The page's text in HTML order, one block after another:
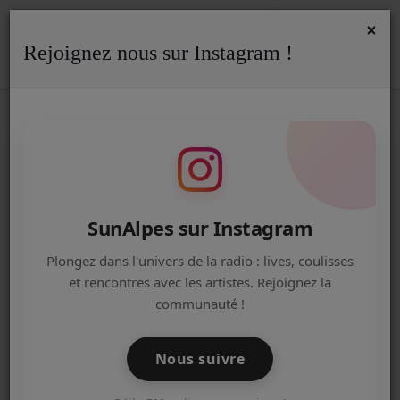
ACTUALITÉS DE LA RADIO
EQUIPE
ARTISTES
NOS PARTENAIRES
ET DJ DAMIEN SUR SUNALPES !
×
Rejoignez nous sur Instagram !
SunAlpes sur Instagram
Plongez dans l'univers de la radio : lives, coulisses
et rencontres avec les artistes. Rejoignez la
communauté !
Nous suivre